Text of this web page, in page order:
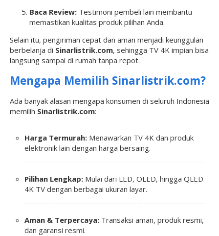
Baca Review: Testimoni pembeli lain membantu
memastikan kualitas produk pilihan Anda.
Selain itu, pengiriman cepat dan aman menjadi keunggulan
berbelanja di Sinarlistrik.com, sehingga TV 4K impian bisa
langsung sampai di rumah tanpa repot.
Mengapa Memilih Sinarlistrik.com?
Ada banyak alasan mengapa konsumen di seluruh Indonesia
memilih Sinarlistrik.com:
Harga Termurah: Menawarkan TV 4K dan produk
elektronik lain dengan harga bersaing.
Pilihan Lengkap: Mulai dari LED, OLED, hingga QLED
4K TV dengan berbagai ukuran layar.
Aman & Terpercaya: Transaksi aman, produk resmi,
dan garansi resmi.